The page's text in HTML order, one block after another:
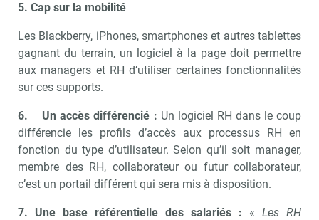
5. Cap sur la mobilité
Les Blackberry, iPhones, smartphones et autres tablettes
gagnant du terrain, un logiciel à la page doit permettre
aux managers et RH d’utiliser certaines fonctionnalités
sur ces supports.
6. Un accès différencié : Un logiciel RH dans le coup
différencie les profils d’accès aux processus RH en
fonction du type d’utilisateur. Selon qu’il soit manager,
membre des RH, collaborateur ou futur collaborateur,
c’est un portail différent qui sera mis à disposition.
7. Une base référentielle des salariés : « Les RH